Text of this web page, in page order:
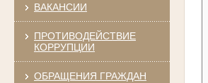
ВАКАНСИИ
ПРОТИВОДЕЙСТВИЕ
КОРРУПЦИИ
ОБРАЩЕНИЯ ГРАЖДАН